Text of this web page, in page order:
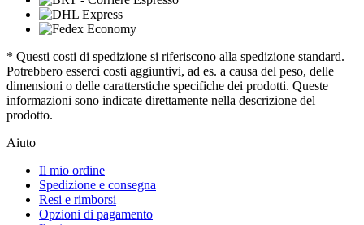
* Questi costi di spedizione si riferiscono alla spedizione standard.
Potrebbero esserci costi aggiuntivi, ad es. a causa del peso, delle
dimensioni o delle caratterstiche specifiche dei prodotti. Queste
informazioni sono indicate direttamente nella descrizione del
prodotto.
Aiuto
Il mio ordine
Spedizione e consegna
Resi e rimborsi
Opzioni di pagamento